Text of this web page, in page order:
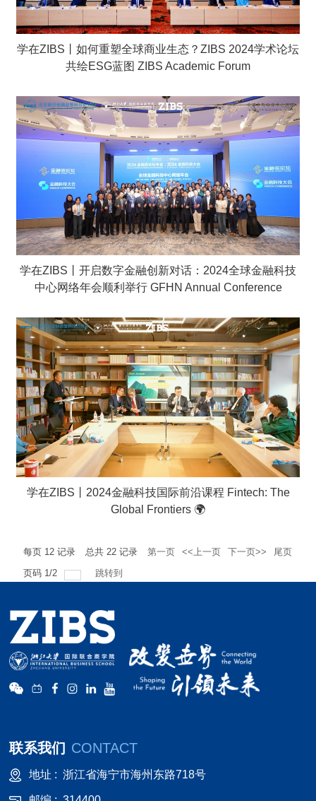
学在ZIBS丨如何重塑全球商业生态？ZIBS 2024学术论坛
共绘ESG蓝图 ZIBS Academic Forum
学在ZIBS丨开启数字金融创新对话：2024全球金融科技
中心网络年会顺利举行 GFHN Annual Conference
学在ZIBS丨2024金融科技国际前沿课程 Fintech: The
Global Frontiers 🌍
每页 12 记录 总共 22 记录 第一页 <<上一页 下一页>>
尾页
页码 1/2 跳转到
联系我们 CONTACT
地址 :浙江省海宁市海州东路718号